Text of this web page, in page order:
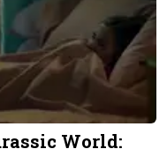
World: